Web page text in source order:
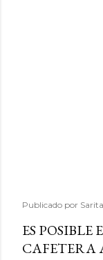
Publicado por Sarita
ES
CAFETERA